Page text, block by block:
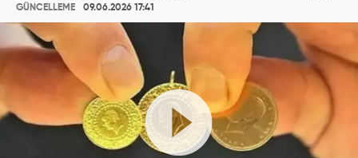
GÜNCELLEME
09.06.2026 17:41